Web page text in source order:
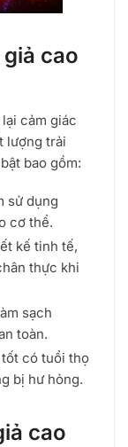
cao
cảm giác
lượng trải
bao gồm:
sử dụng
cơ thể.
kế tinh tế,
thực khi
sạch
toàn.
tốt có tuổi thọ
bị hư hỏng.
cao